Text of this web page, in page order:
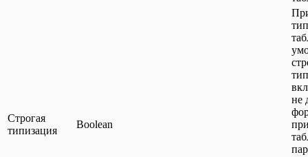
Строгая
типизация
Boolean
не